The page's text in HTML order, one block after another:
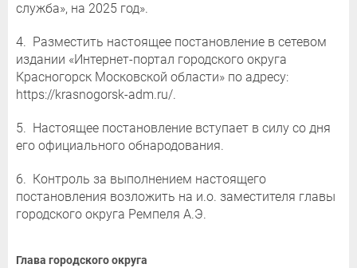
служба», на 2025 год».
4. Разместить настоящее постановление в сетевом
издании «Интернет-портал городского округа
Красногорск Московской области» по адресу:
https://krasnogorsk-adm.ru/.
5. Настоящее постановление вступает в силу со дня
его официального обнародования.
6. Контроль за выполнением настоящего
постановления возложить на и.о. заместителя главы
городского округа Ремпеля А.Э.
Глава городского округа